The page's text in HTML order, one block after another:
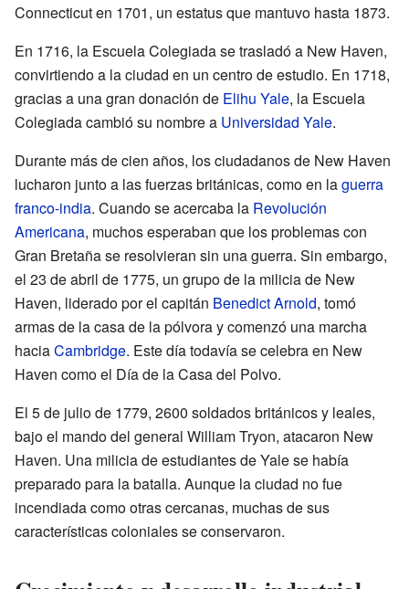
Connecticut en 1701, un estatus que mantuvo hasta 1873.
En 1716, la Escuela Colegiada se trasladó a New Haven,
convirtiendo a la ciudad en un centro de estudio. En 1718,
gracias a una gran donación de Elihu Yale, la Escuela
Colegiada cambió su nombre a Universidad Yale.
Durante más de cien años, los ciudadanos de New Haven
lucharon junto a las fuerzas británicas, como en laguerra
franco-india. Cuando se acercaba la Revolución
Americana, muchos esperaban que los problemas con
Gran Bretaña se resolvieran sin una guerra. Sin embargo,
el 23 de abril de 1775, un grupo de la milicia de New
Haven, liderado por el capitán Benedict Arnold, tomó
armas de la casa de la pólvora y comenzó una marcha
haciaCambridge. Este día todavía se celebra en New
Haven como el Día de la Casa del Polvo.
El 5 de julio de 1779, 2600 soldados británicos y leales,
bajo el mando del general William Tryon, atacaron New
Haven. Una milicia de estudiantes de Yale se había
preparado para la batalla. Aunque la ciudad no fue
incendiada como otras cercanas, muchas de sus
características coloniales se conservaron.